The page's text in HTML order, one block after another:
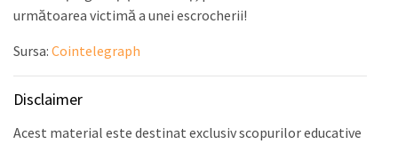
următoarea victimă a unei escrocherii!
Sursa: Cointelegraph
Disclaimer
Acest material este destinat exclusiv scopurilor educative